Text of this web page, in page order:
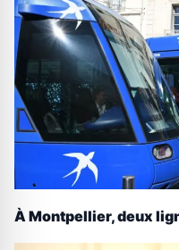
À Montpellier, deux